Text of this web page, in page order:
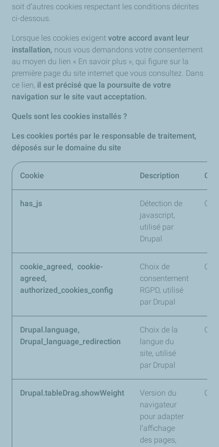
soit d’autres cookies respectant les conditions décrites
ci-dessous.
Lorsque les cookies exigent votre accord avant leur
installation, nous vous demandons votre consentement
au moyen du lien « En savoir plus », qui figure sur la
première page du site internet que vous consultez. Dans
ce lien, il est précisé que la poursuite de votre
navigation sur le site vaut acceptation.
Quels sont les cookies installés ?​
Les cookies portés par le responsable de traitement,
déposés sur le domaine du site
Cookie Description
has_js
Détection de
javascript,
utilisé par
Drupal
cookie_agreed, cookie-
agreed,
authorized_cookies_config
Choix de
consentement
RGPD, utilisé
par Drupal
Drupal.language,
Drupal_language_redirection
Choix de la
langue du
site, utilisé
par Drupal
Drupal.tableDrag.showWeight
Version du
navigateur
pour adapter
l’affichage
des pages,